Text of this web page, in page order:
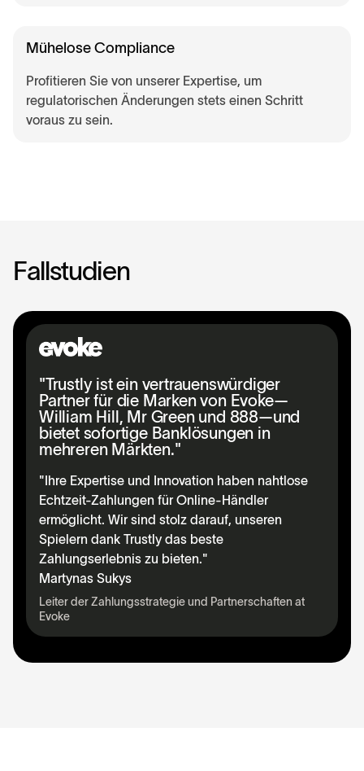
Mühelose Compliance
Profitieren Sie von unserer Expertise, um
regulatorischen Änderungen stets einen Schritt
voraus zu sein.
Fallstudien
"Trustly ist ein vertrauenswürdiger
Partner für die Marken von Evoke—
William Hill, Mr Green und 888—und
bietet sofortige Banklösungen in
mehreren Märkten."
"Ihre Expertise und Innovation haben nahtlose
Echtzeit-Zahlungen für Online-Händler
ermöglicht. Wir sind stolz darauf, unseren
Spielern dank Trustly das beste
Zahlungserlebnis zu bieten."
Martynas Sukys
Leiter der Zahlungsstrategie und Partnerschaften at
Evoke